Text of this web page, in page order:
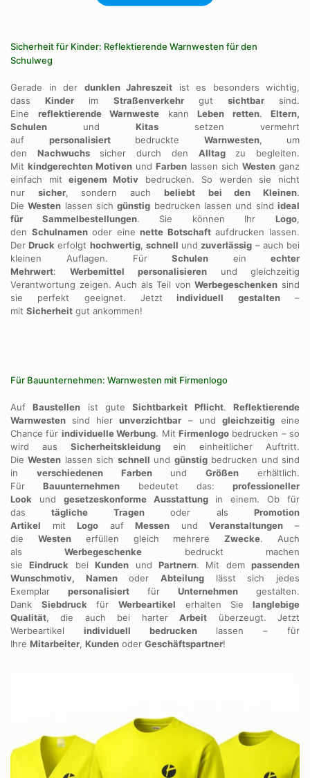
Sicherheit für Kinder: Reflektierende Warnwesten für den
Schulweg
Gerade in der dunklen Jahreszeit ist es besonders wichtig,
dassKinder im Straßenverkehrgut sichtbarsind.
Eine reflektierende Warnweste kann Leben retten. Eltern,
Schulen und Kitas setzen vermehrt
auf personalisiertbedruckte Warnwesten, um
den Nachwuchssicher durch den Alltagzu begleiten.
Mit kindgerechten Motiven und Farben lassen sich Westen ganz
einfach mit eigenem Motiv bedrucken. So werden sie nicht
nur sicher, sondern auch beliebt bei den Kleinen.
DieWesten lassen sichgünstig bedrucken lassen und sindideal
für Sammelbestellungen. Sie können IhrLogo,
den Schulnamenoder einenette Botschaftaufdrucken lassen.
DerDruck erfolgt hochwertig, schnell undzuverlässig – auch bei
kleinen Auflagen. FürSchulen ein echter
Mehrwert: Werbemittel personalisieren und gleichzeitig
Verantwortung zeigen. Auch als Teil vonWerbegeschenken sind
sie perfekt geeignet. Jetzt individuell gestalten–
mit Sicherheit gut ankommen!
Für Bauunternehmen: Warnwesten mit Firmenlogo
AufBaustellen ist guteSichtbarkeit Pflicht.Reflektierende
Warnwesten sind hierunverzichtbar – und gleichzeitigeine
Chance für individuelle Werbung. Mit Firmenlogobedrucken – so
wird aus Sicherheitskleidungein einheitlicher Auftritt.
DieWesten lassen sich schnell und günstigbedrucken und sind
in verschiedenen FarbenundGrößen erhältlich.
FürBauunternehmen bedeutet das: professioneller
Look und gesetzeskonforme Ausstattungin einem. Ob für
dastägliche Tragenoder alsPromotion
Artikel mitLogo aufMessen undVeranstaltungen –
die Westenerfüllen gleich mehrereZwecke. Auch
alsWerbegeschenke bedruckt machen
sieEindruck beiKunden und Partnern. Mit dem passenden
Wunschmotiv, NamenoderAbteilung lässt sich jedes
Exemplar personalisiert für Unternehmen gestalten.
Dank SiebdruckfürWerbeartikel erhalten Sie langlebige
Qualität, die auch bei harterArbeit überzeugt. Jetzt
Werbeartikel individuell bedruckenlassen – für
Ihre Mitarbeiter, Kunden oder Geschäftspartner!